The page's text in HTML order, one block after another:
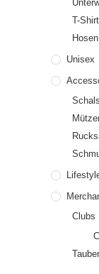
T-
Hosen
Unisex
Clubs